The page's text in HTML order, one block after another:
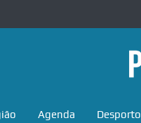
Agenda Desporto